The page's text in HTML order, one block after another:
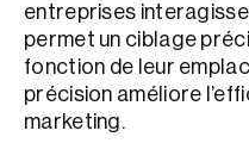
entreprises
permet un ciblage
fonction de leur
précision améliore
marketing.